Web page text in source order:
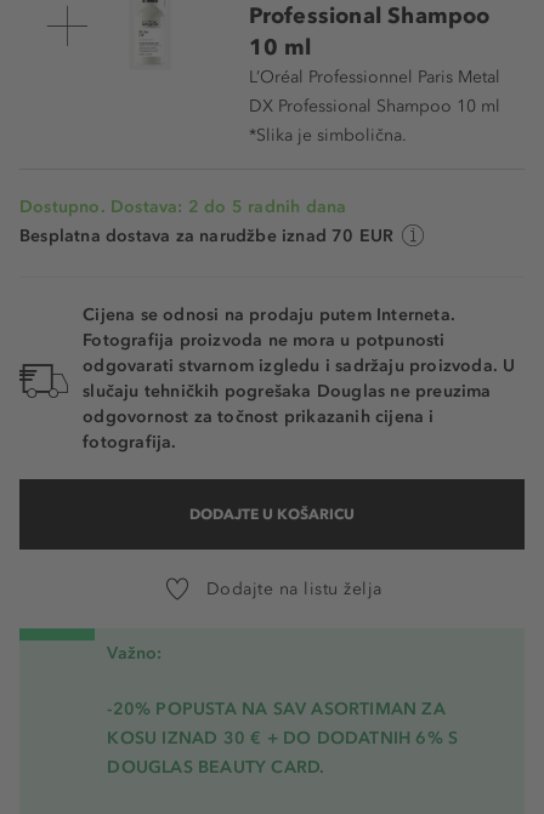
Professional Shampoo
10 ml
L’Oréal Professionnel Paris Metal
DX Professional Shampoo 10 ml
*Slika je simbolična.
Dostupno. Dostava: 2 do 5 radnih dana
Besplatna dostava za narudžbe iznad 70 EUR
Cijena se odnosi na prodaju putem Interneta.
Fotografija proizvoda ne mora u potpunosti
odgovarati stvarnom izgledu i sadržaju proizvoda. U
slučaju tehničkih pogrešaka Douglas ne preuzima
odgovornost za točnost prikazanih cijena i
fotografija.
DODAJTE U KOŠARICU
Dodajte na listu želja
Važno:
-20% POPUSTA NA SAV ASORTIMAN ZA
KOSU IZNAD 30 € + DO DODATNIH 6% S
DOUGLAS BEAUTY CARD.